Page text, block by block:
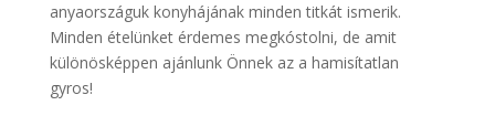
anyaországuk konyhájának minden titkát ismerik.
Minden ételünket érdemes megkóstolni, de amit
különösképpen ajánlunk Önnek az a hamisítatlan
gyros!